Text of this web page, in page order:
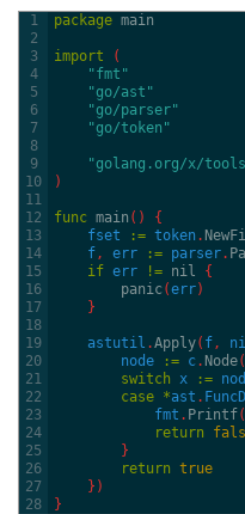
1
2
3
4
5
6
7
8
9
10
11
12
13
14
15
16
17
18
19
20
21
22
23
24
25
26
27
28
package main
import
(
"fmt"
"go/ast"
"go/parser"
"go/token"
"golang.org/x/
)
func main ( )
{
fset
:= token.
f , err := parser.
if err != nil
{
panic(err)
}
astutil .Apply( f ,
node
:= c.Node(
switch
x :=
case *ast .
fmt . Printf(
return
}
return true
} )
}